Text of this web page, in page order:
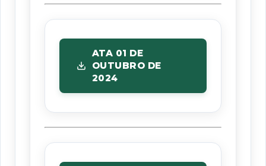
ATA 01 DE
OUTUBRO DE
2024